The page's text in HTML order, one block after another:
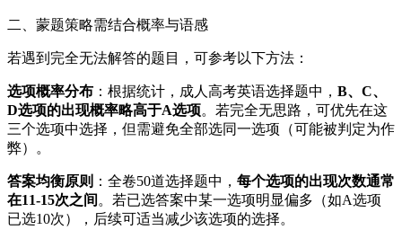
二、蒙题策略需结合概率与语感
若遇到完全无法解答的题目，可参考以下方法：
选项概率分布 ：根据统计，成人高考英语选择题中， B、C、
D选项的出现概率略高于A选项。若完全无思路，可优先在这
三个选项中选择，但需避免全部选同一选项（可能被判定为作
弊）。
答案均衡原则 ：全卷50道选择题中， 每个选项的出现次数通常
在11-15次之间 。若已选答案中某一选项明显偏多（如A选项
已选10次），后续可适当减少该选项的选择。